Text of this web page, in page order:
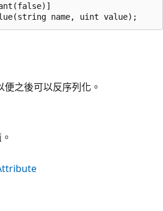
name, uint value);
之後可以反序列化。